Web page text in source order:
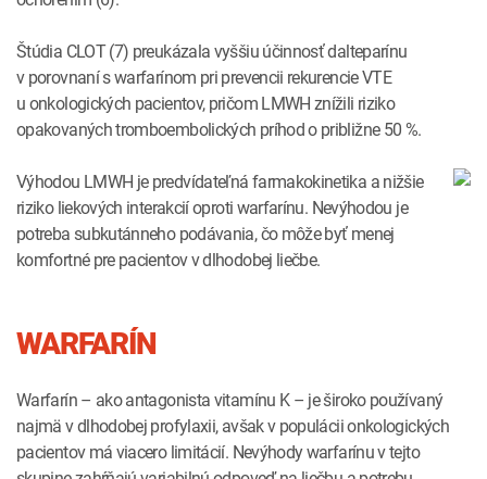
Štúdia CLOT (7) preukázala vyššiu účinnosť dalteparínu
v porovnaní s warfarínom pri prevencii rekurencie VTE
u onkologických pacientov, pričom LMWH znížili riziko
opakovaných tromboembolických príhod o približne 50 %.
Výhodou LMWH je predvídateľná farmakokinetika a nižšie
riziko liekových interakcií oproti warfarínu. Nevýhodou je
potreba subkutánneho podávania, čo môže byť menej
komfortné pre pacientov v dlhodobej liečbe.
WARFARÍN
Warfarín – ako antagonista vitamínu K – je široko používaný
najmä v dlhodobej profylaxii, avšak v populácii onkologických
pacientov má viacero limitácií. Nevýhody warfarínu v tejto